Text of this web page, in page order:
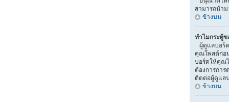
สามารถนำ
ข้างบน
ทำไมกระทู้
ผู้ดูแลบอร์
คุณโพสต์ก่อ
บอร์ดให้คุณ
ต้องการกา
ติดต่อผู้ดูแล
ข้างบน